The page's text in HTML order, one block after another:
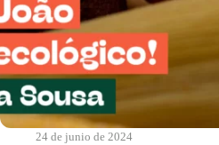
24 de junio de 2024